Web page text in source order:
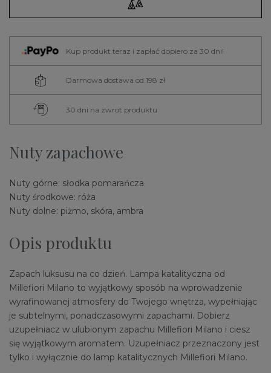
Kup produkt teraz i zapłać dopiero za 30 dni!
Darmowa dostawa od 198 zł
30 dni na zwrot produktu
Nuty zapachowe
Nuty górne: słodka pomarańcza
Nuty środkowe: róża
Nuty dolne: piżmo, skóra, ambra
Opis produktu
Zapach luksusu na co dzień. Lampa katalityczna od
Millefiori Milano to wyjątkowy sposób na wprowadzenie
wyrafinowanej atmosfery do Twojego wnętrza, wypełniając
je subtelnymi, ponadczasowymi zapachami. Dobierz
uzupełniacz w ulubionym zapachu Millefiori Milano i ciesz
się wyjątkowym aromatem. Uzupełniacz przeznaczony jest
tylko i wyłącznie do lamp katalitycznych Millefiori Milano.